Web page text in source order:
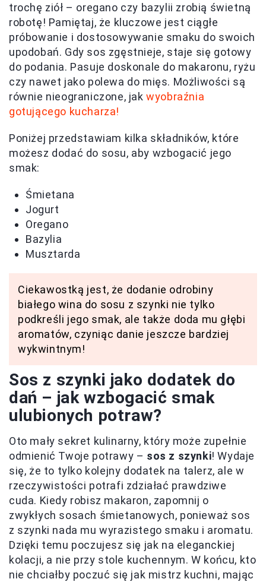
trochę ziół – oregano czy bazylii zrobią świetną
robotę! Pamiętaj, że kluczowe jest ciągłe
próbowanie i dostosowywanie smaku do swoich
upodobań. Gdy sos zgęstnieje, staje się gotowy
do podania. Pasuje doskonale do makaronu, ryżu
czy nawet jako polewa do mięs. Możliwości są
równie nieograniczone, jakwyobraźnia
gotującego kucharza!
Poniżej przedstawiam kilka składników, które
możesz dodać do sosu, aby wzbogacić jego
smak:
Śmietana
Jogurt
Oregano
Bazylia
Musztarda
Ciekawostką jest, że dodanie odrobiny
białego wina do sosu z szynki nie tylko
podkreśli jego smak, ale także doda mu głębi
aromatów, czyniąc danie jeszcze bardziej
wykwintnym!
Sos z szynki jako dodatek do
dań – jak wzbogacić smak
ulubionych potraw?
Oto mały sekret kulinarny, który może zupełnie
odmienić Twoje potrawy – sos z szynki! Wydaje
się, że to tylko kolejny dodatek na talerz, ale w
rzeczywistości potrafi zdziałać prawdziwe
cuda. Kiedy robisz makaron, zapomnij o
zwykłych sosach śmietanowych, ponieważ sos
z szynki nada mu wyrazistego smaku i aromatu.
Dzięki temu poczujesz się jak na eleganckiej
kolacji, a nie przy stole kuchennym. W końcu, kto
nie chciałby poczuć się jak mistrz kuchni, mając